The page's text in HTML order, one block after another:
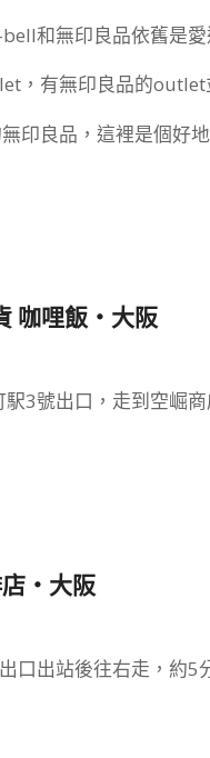
和無印良品依舊是愛
，有無印良品的outlet
印良品，這裡是個好
咖哩飯‧大阪
3號出口，走到空崛
店‧大阪
口出站後往右走，約